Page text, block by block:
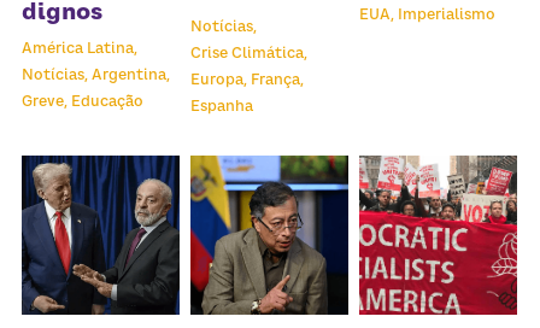
dignos
América Latina,
Notícias, Argentina,
Greve, Educação
Notícias,
Crise Climática,
Europa, França,
Espanha
EUA, Imperialismo